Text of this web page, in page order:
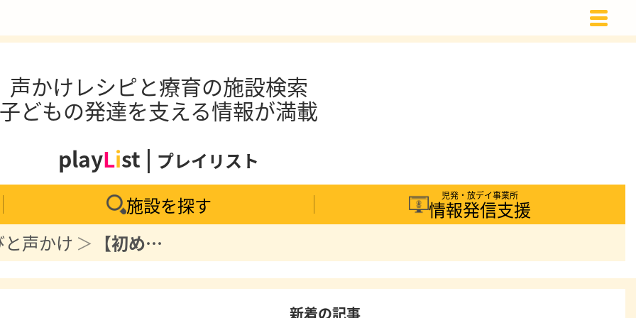
声かけレシピと療育の施設検索
子どもの発達を支える情報が満載
playList | プレイリスト
施設を探す
児発・放デイ事業所
情報発信支援
声かけ
【初めてのお裁縫】子どもと針の糸通しあそび
新着の記事